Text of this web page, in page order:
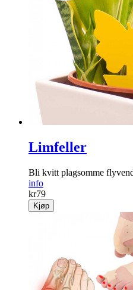
Limfeller
Bli kvitt plagsomme
info
kr79
Kjøp